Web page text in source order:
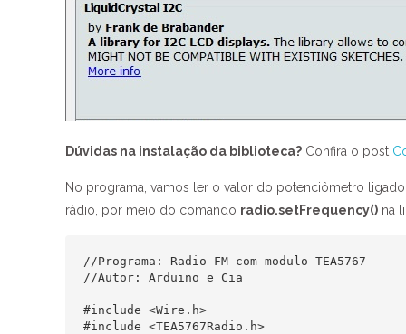
Dúvidas na instalação da biblioteca? Confira o post
No programa, vamos ler o valor do potenciômetro
rádio, por meio do comando radio.setFrequency() na
//Programa: Radio FM com modulo TEA5767
//Autor: Arduino e Cia
#include <Wire.h>
#include <TEA5767Radio.h>